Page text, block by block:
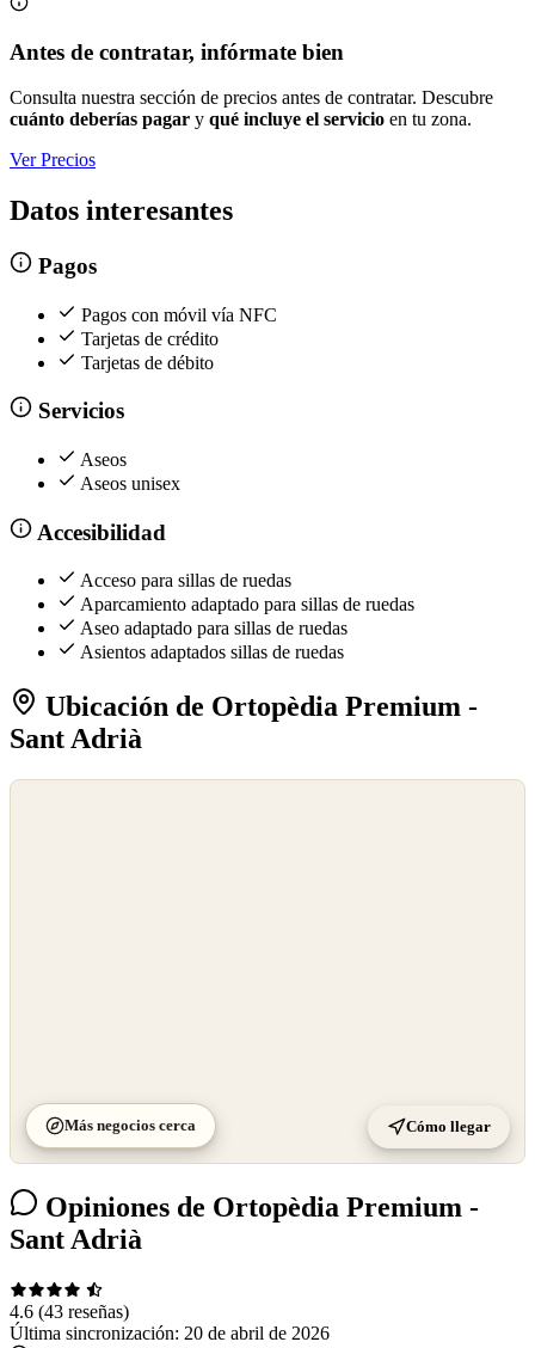
Antes de contratar, infórmate bien
Consulta nuestra sección de precios antes de contratar. Descubre
cuánto deberías pagar y qué incluye el servicio en tu zona.
Ver Precios
Datos interesantes
Pagos
Pagos con móvil vía NFC
Tarjetas de crédito
Tarjetas de débito
Servicios
Aseos
Aseos unisex
Accesibilidad
Acceso para sillas de ruedas
Aparcamiento adaptado para sillas de ruedas
Aseo adaptado para sillas de ruedas
Asientos adaptados sillas de ruedas
Ubicación de Ortopèdia Premium -
Sant Adrià
Más negocios cerca Cómo llegar
Opiniones de Ortopèdia Premium -
Sant Adrià
4.6 (43 reseñas)
Última sincronización: 20 de abril de 2026